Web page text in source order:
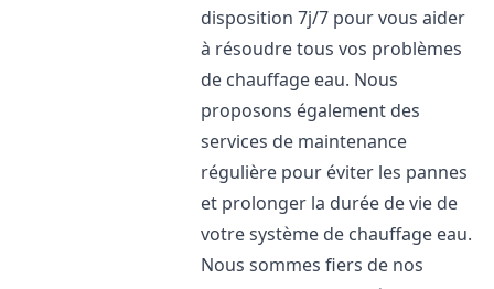
disposition 7j/7 pour vous aider
à résoudre tous vos problèmes
de chauffage eau. Nous
proposons également des
services de maintenance
régulière pour éviter les pannes
et prolonger la durée de vie de
votre système de chauffage eau.
Nous sommes fiers de nos